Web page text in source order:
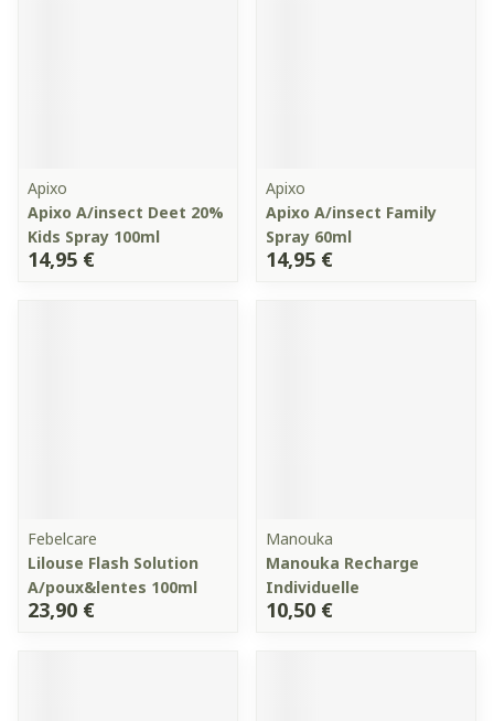
Apixo
Apixo A/insect Deet 20%
Kids Spray 100ml
14,95 €
Apixo
Apixo A/insect Family
Spray 60ml
14,95 €
Febelcare
Lilouse Flash Solution
A/poux&lentes 100ml
23,90 €
Manouka
Manouka Recharge
Individuelle
10,50 €